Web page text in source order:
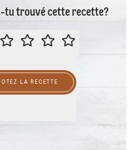
tu trouvé cette recette?
ÉVALUER CETTE RECETTE
LA RECETTE